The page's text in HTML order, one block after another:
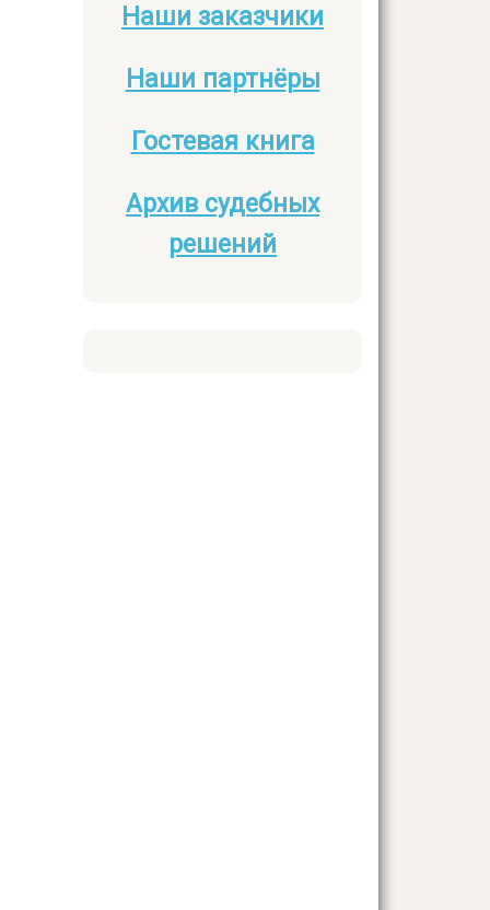
Боковое
меню
Наши заказчики
Наши партнёры
Гостевая книга
Архив судебных
решений